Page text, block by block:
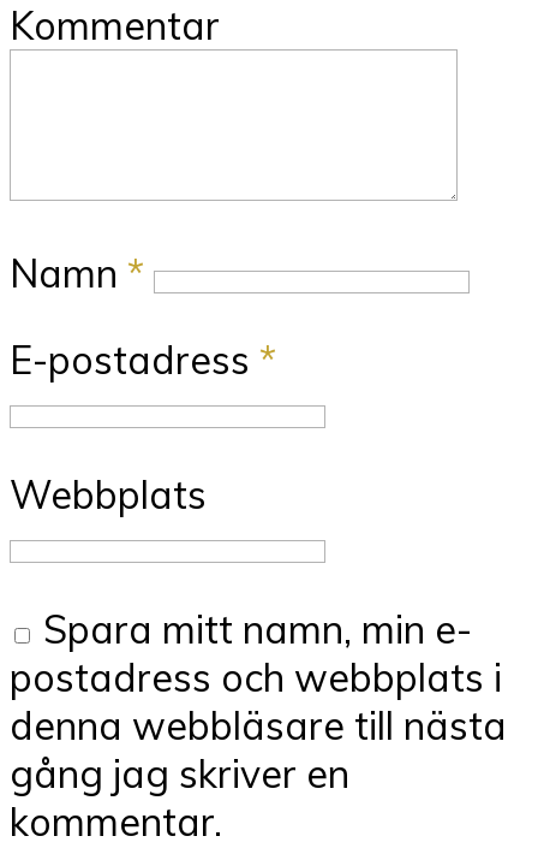
Kommentar
Namn *
E-postadress *
Webbplats
Spara mitt namn, min e-
postadress och webbplats i
denna webbläsare till nästa
gång jag skriver en
kommentar.